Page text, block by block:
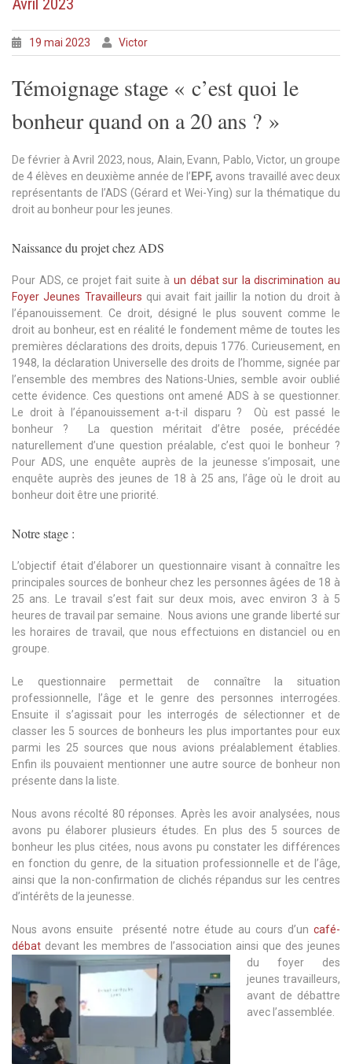
19 mai 2023 Victor
Témoignage stage « c’est quoi le
bonheur quand on a 20 ans ? »
De février à Avril 2023, nous, Alain, Evann, Pablo, Victor, un groupe
de 4 élèves en deuxième année de l’EPF, avons travaillé avec deux
représentants de l’ADS (Gérard et Wei-Ying) sur la thématique du
droit au bonheur pour les jeunes.
Naissance du projet chez ADS
Pour ADS, ce projet fait suite àun débat sur la discrimination au
Foyer Jeunes Travailleurs qui avait fait jaillir la notion du droit à
l’épanouissement. Ce droit, désigné le plus souvent comme le
droit au bonheur, est en réalité le fondement même de toutes les
premières déclarations des droits, depuis 1776. Curieusement, en
1948, la déclaration Universelle des droits de l’homme, signée par
l’ensemble des membres des Nations-Unies, semble avoir oublié
cette évidence. Ces questions ont amené ADS à se questionner.
Le droit à l’épanouissement a-t-il disparu ? Où est passé le
bonheur ? La question méritait d’être posée, précédée
naturellement d’une question préalable, c’est quoi le bonheur ?
Pour ADS, une enquête auprès de la jeunesse s’imposait, une
enquête auprès des jeunes de 18 à 25 ans, l’âge où le droit au
bonheur doit être une priorité.
Notre stage :
L’objectif était d’élaborer un questionnaire visant à connaître les
principales sources de bonheur chez les personnes âgées de 18 à
25 ans. Le travail s’est fait sur deux mois, avec environ 3 à 5
heures de travail par semaine. Nous avions une grande liberté sur
les horaires de travail, que nous effectuions en distanciel ou en
groupe.
Le questionnaire permettait de connaître la situation
professionnelle, l’âge et le genre des personnes interrogées.
Ensuite il s’agissait pour les interrogés de sélectionner et de
classer les 5 sources de bonheurs les plus importantes pour eux
parmi les 25 sources que nous avions préalablement établies.
Enfin ils pouvaient mentionner une autre source de bonheur non
présente dans la liste.
Nous avons récolté 80 réponses. Après les avoir analysées, nous
avons pu élaborer plusieurs études. En plus des 5 sources de
bonheur les plus citées, nous avons pu constater les différences
en fonction du genre, de la situation professionnelle et de l’âge,
ainsi que la non-confirmation de clichés répandus sur les centres
d’intérêts de la jeunesse.
Nous avons ensuite présenté notre étude au cours d’un café-
débat devant les membres de l’association ainsi que des jeunes
du foyer des
jeunes travailleurs,
avant de débattre
avec l’assemblée.